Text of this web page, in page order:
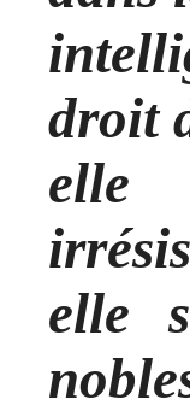
droit
elle
elle